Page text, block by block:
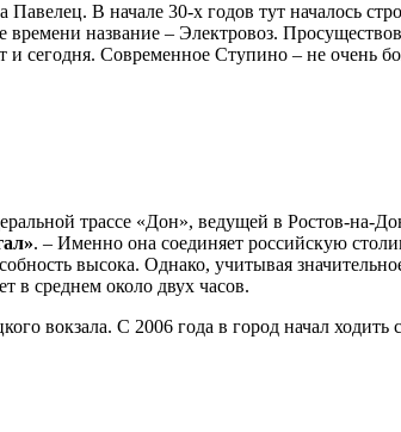
В начале 30-х годов тут началось
название – Электровоз.
сегодня. Современное Ступино – не очень
трассе «Дон», ведущей в Ростов-на-
. – Именно она соединяет российскую
высока. Однако, учитывая
в среднем около двух часов.
вокзала. С 2006 года в город начал ходить